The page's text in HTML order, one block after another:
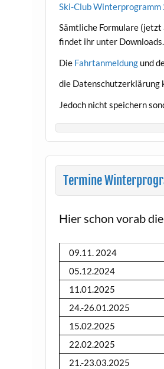
Ski-Club Winterprogramm
Sämtliche Formulare (jetzt
findet ihr unter Downloads.
Die Fahrtanmeldung und
die Datenschutzerklärung
Jedoch nicht speichern
Termine
Hier schon vorab
09.11. 2024
05.12.2024
11.01.2025
24.-26.01.2025
15.02.2025
22.02.2025
21.-23.03.2025